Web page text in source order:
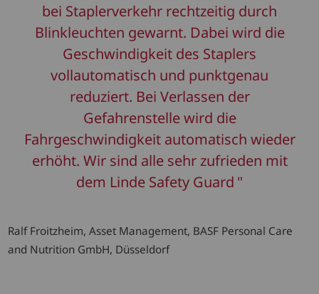
bei Staplerverkehr rechtzeitig durch
Blinkleuchten gewarnt. Dabei wird die
Geschwindigkeit des Staplers
vollautomatisch und punktgenau
reduziert. Bei Verlassen der
Gefahrenstelle wird die
Fahrgeschwindigkeit automatisch wieder
erhöht. Wir sind alle sehr zufrieden mit
dem Linde Safety Guard
Ralf Froitzheim, Asset Management, BASF Personal Care
and Nutrition GmbH, Düsseldorf